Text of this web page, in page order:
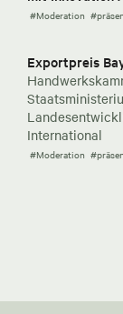
#Moderation
Exportpreis
International
#Moderation